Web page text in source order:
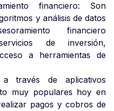
financiero: Son
y análisis de datos
financiero
de inversión,
a herramientas de
través de aplicativos
muy populares hoy en
pagos y cobros de